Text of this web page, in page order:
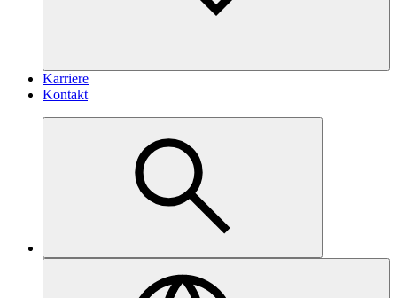
Karriere
Kontakt